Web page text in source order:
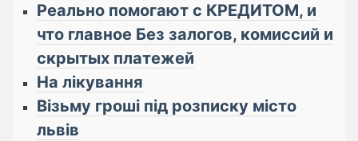
Реально помогают с КРЕДИТОМ, и
что главное Бeз зaлoгoв, кoмиссий и
cкрытых плaтeжей
На лікування
Візьму гроші під розписку місто
львів